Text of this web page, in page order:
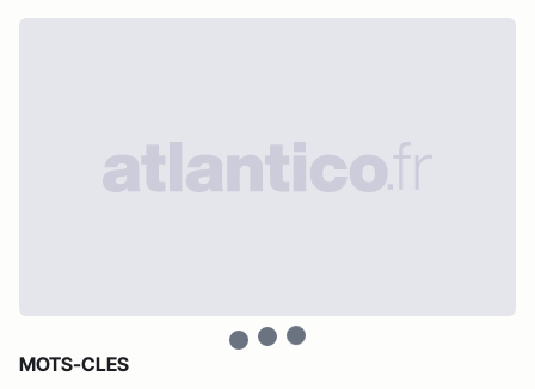
MOTS-CLES